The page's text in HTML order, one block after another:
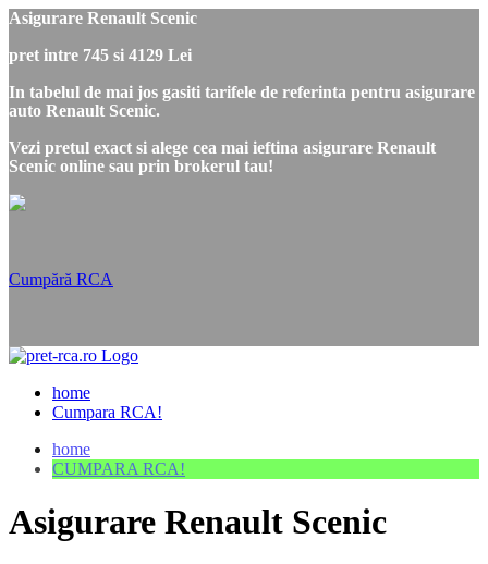
Asigurare Renault Scenic
pret intre 745 si 4129 Lei
In tabelul de mai jos gasiti tarifele de referinta pentru asigurare
auto Renault Scenic.
Vezi pretul exact si alege cea mai ieftina asigurare Renault
Scenic online sau prin brokerul tau!
Cumpără RCA
home
Cumpara RCA!
home
CUMPARA RCA!
Asigurare Renault Scenic